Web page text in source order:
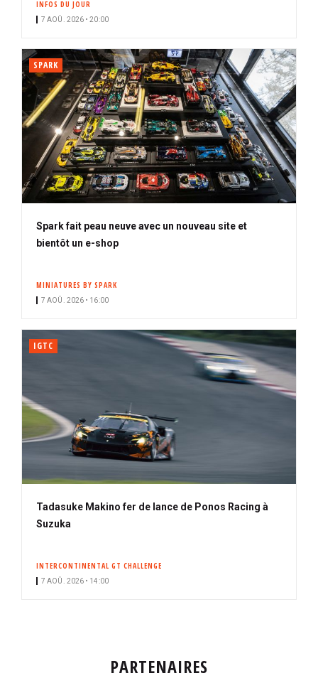
INFOS DU JOUR
7 AOÛ. 2026 • 20:00
SPARK
Spark fait peau neuve avec un nouveau site et
bientôt un e-shop
MINIATURES BY SPARK
7 AOÛ. 2026 • 16:00
IGTC
Tadasuke Makino fer de lance de Ponos Racing à
Suzuka
INTERCONTINENTAL GT CHALLENGE
7 AOÛ. 2026 • 14:00
PARTENAIRES